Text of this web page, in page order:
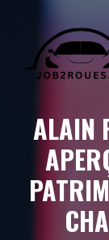
contenu
ALAIN